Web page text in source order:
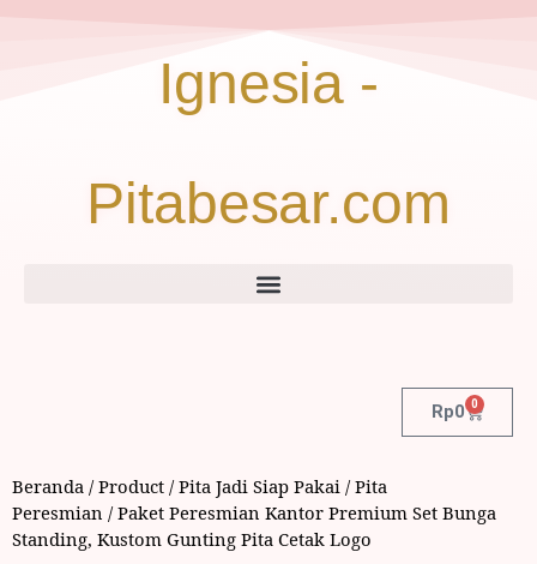
Ignesia -
Pitabesar.com
Rp0 0
Beranda /Product /Pita Jadi Siap Pakai /Pita
Peresmian / Paket Peresmian Kantor Premium Set Bunga
Standing, Kustom Gunting Pita Cetak Logo